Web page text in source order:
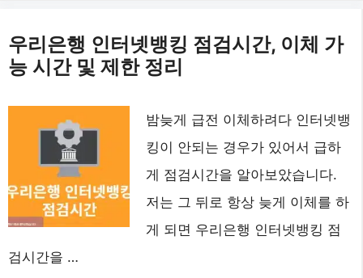
우리은행 인터넷뱅킹 점검시간, 이체 가
능 시간 및 제한 정리
밤늦게 급전 이체하려다 인터넷뱅
킹이 안되는 경우가 있어서 급하
게 점검시간을 알아보았습니다.
저는 그 뒤로 항상 늦게 이체를 하
게 되면 우리은행 인터넷뱅킹 점
검시간을 …